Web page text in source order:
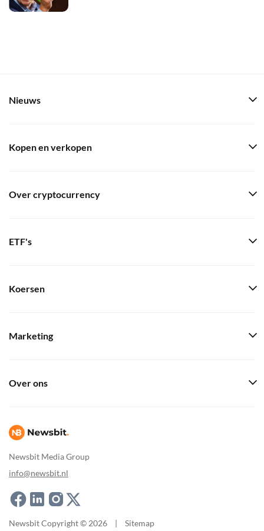
Newsbit Media Group
info@newsbit.nl
Nieuws
Kopen en verkopen
Over cryptocurrency
ETF's
Koersen
Marketing
Over ons
Newsbit Copyright © 2026 | Sitemap